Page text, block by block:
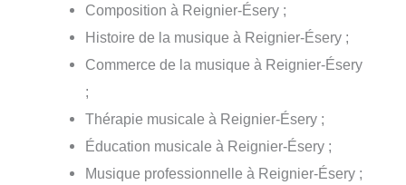
Composition à Reignier-Ésery ;
Histoire de la musique à Reignier-Ésery ;
Commerce de la musique à Reignier-Ésery
;
Thérapie musicale à Reignier-Ésery ;
Éducation musicale à Reignier-Ésery ;
Musique professionnelle à Reignier-Ésery ;